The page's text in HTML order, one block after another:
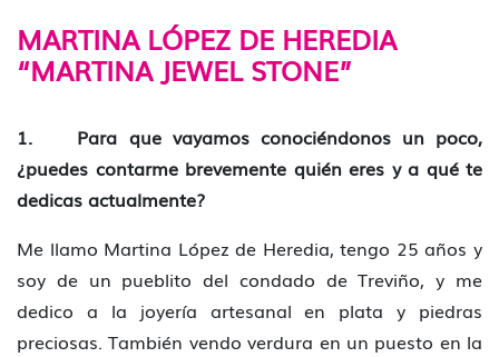
MARTINA LÓPEZ DE HEREDIA
“MARTINA JEWEL STONE”
1. Para que vayamos conociéndonos un poco,
¿puedes contarme brevemente quién eres y a qué te
dedicas actualmente?
Me llamo Martina López de Heredia, tengo 25 años y
soy de un pueblito del condado de Treviño, y me
dedico a la joyería artesanal en plata y piedras
preciosas. También vendo verdura en un puesto en la